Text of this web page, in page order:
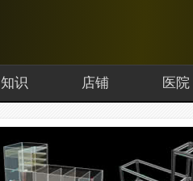
知识 店铺 医院